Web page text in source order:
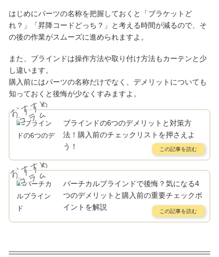
はじめにパーツの名称を把握しておくと「ブラケットど
れ？」「昇降コードどっち？」と考える時間が減るので、そ
の後の作業がスムーズに進められますよ。
また、ブラインドは操作方法や取り付け方法もカーテンと少
し違います。
購入前にはパーツの名称だけでなく、デメリットについても
知っておくと後悔が少なくすみますよ。
ブラインドの6つのデメリットと対策方
法！購入前のチェックリストを押さえよ
う！
バーチカルブラインドで後悔？気になる4
つのデメリットと購入前の重要チェックポ
イントを解説